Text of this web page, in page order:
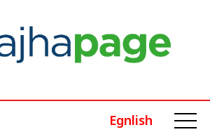
Egnlish